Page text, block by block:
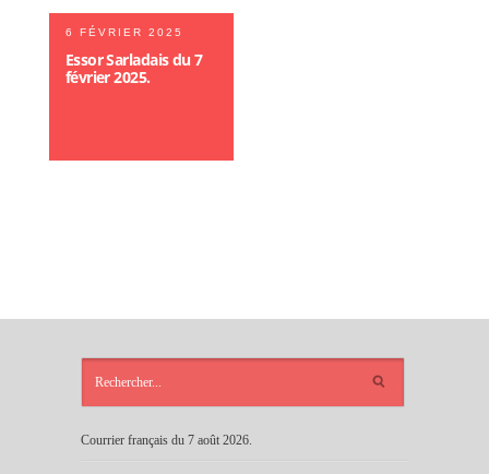
6 FÉVRIER 2025
Essor Sarladais du 7
février 2025.
Courrier français du 7 août 2026.